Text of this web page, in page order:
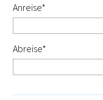
Pflichtfeld
Anreise*
Pflichtfeld
Abreise*